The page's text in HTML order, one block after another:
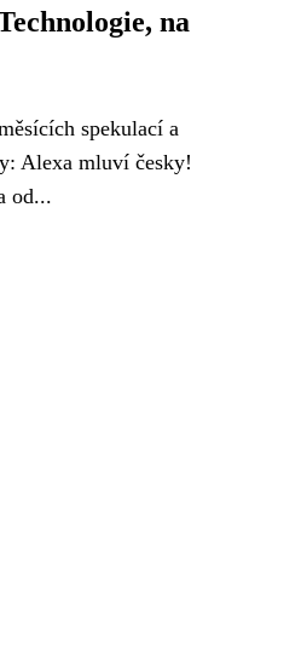
na
spekulací a
Alexa mluví česky!
od...